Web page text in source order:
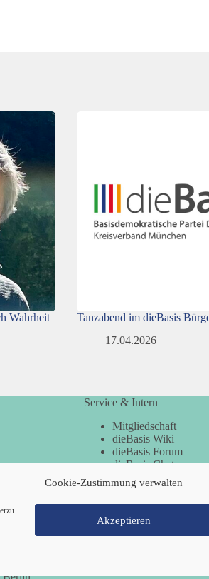
Cookie-Zustimmung verwalten
Akzeptieren
Wahrheit
Tanzabend im dieBasis
17.04.2026
Service & Intern
Mitgliedschaft
dieBasis Wiki
dieBasis Forum
dieBasis Chat
dieBasis
Cookie-Zustimmung
Berlin